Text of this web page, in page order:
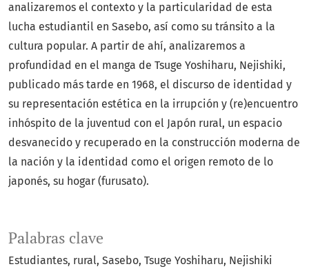
Palabras clave
Estudiantes rural Sasebo Tsuge Yoshiharu Nejishiki
analizaremos el contexto y la particularidad de esta
lucha estudiantil en Sasebo, así como su tránsito a la
cultura popular. A partir de ahí, analizaremos a
profundidad en el manga de Tsuge Yoshiharu, Nejishiki,
publicado más tarde en 1968, el discurso de identidad y
su representación estética en la irrupción y (re)encuentro
inhóspito de la juventud con el Japón rural, un espacio
desvanecido y recuperado en la construcción moderna de
la nación y la identidad como el origen remoto de lo
japonés, su hogar (furusato).